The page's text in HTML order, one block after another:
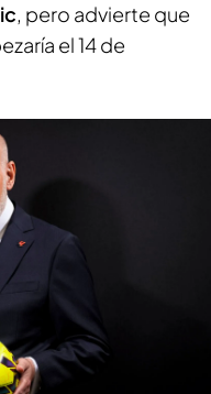
, pero advierte que
el 14 de